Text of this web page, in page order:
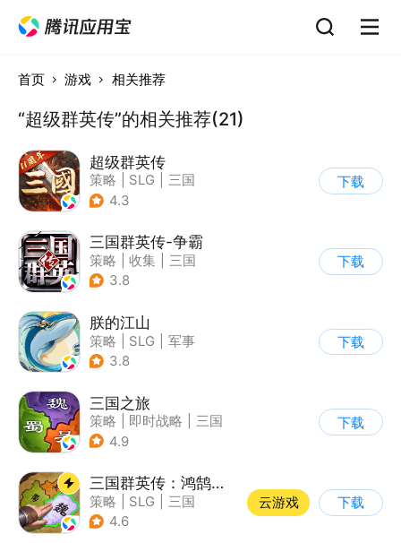
首页 游戏 相关推荐
“超级群英传”的相关推荐(21)
超级群英传
策略 SLG
三国
| 中国风
4.3
下载
三国群英传-争霸
策略 收集
三国
| 千人同屏
3.8
下载
朕的江山
策略 SLG
军事
| 写实
3.8
下载
三国之旅
策略 即时战略
三国
| 中国风
4.9
下载
三国群英传：鸿鹄霸业
策略 SLG
三国
| 自由交易
4.6
云游戏 下载